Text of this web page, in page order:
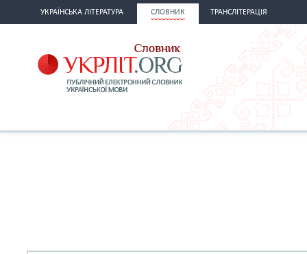
УКРАЇНСЬКА ЛІТЕРАТУРА СЛОВНИК ТРАНСЛІТЕРАЦІЯ